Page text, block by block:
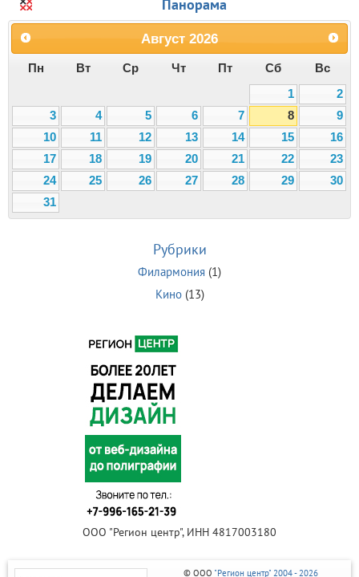
Панорама
Август 2026
Пн Вт Ср Чт Пт Сб
Вс
1
2
3
4 5 6 7 8
9
10
11 12 13 14 15
16
17
18 19 20 21 22
23
24
25 26 27 28 29
30
31
Рубрики
Филармония (1)
Кино(13)
ООО "Регион центр", ИНН 4817003180
© ООО "Регион центр" 2004 - 2026